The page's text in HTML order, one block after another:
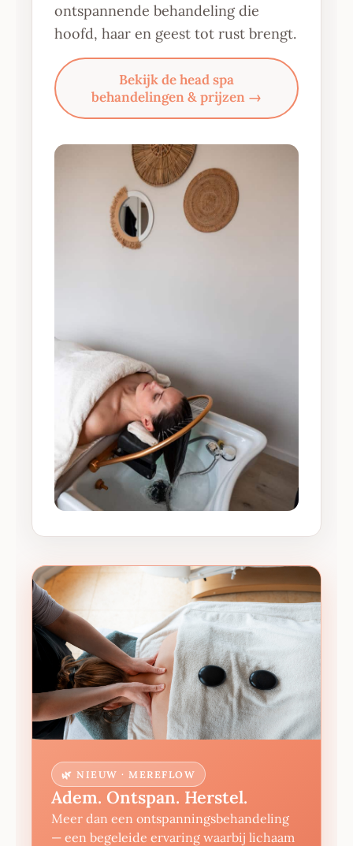
ontspannende behandeling die
hoofd, haar en geest tot rust brengt.
Bekijk de head spa
behandelingen & prijzen →
🌿 NIEUW · MEREFLOW
Adem. Ontspan. Herstel.
Meer dan een ontspanningsbehandeling
— een begeleide ervaring waarbij lichaam